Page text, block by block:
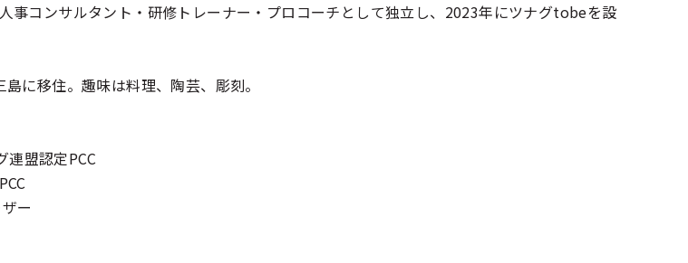
事コンサルタント・研修トレーナー・プロコーチとして独立し、2023年にツナグtobeを設
に移住。趣味は料理、陶芸、彫刻。
連盟認定PCC
ー